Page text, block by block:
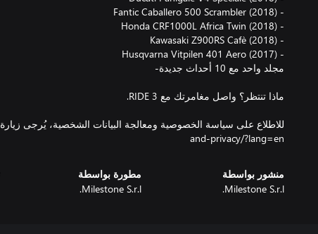
and-privacy/?lang=en
منشور بواسطة
Milestone S.r.l.
مطورة بواسطة
Milestone S.r.l.